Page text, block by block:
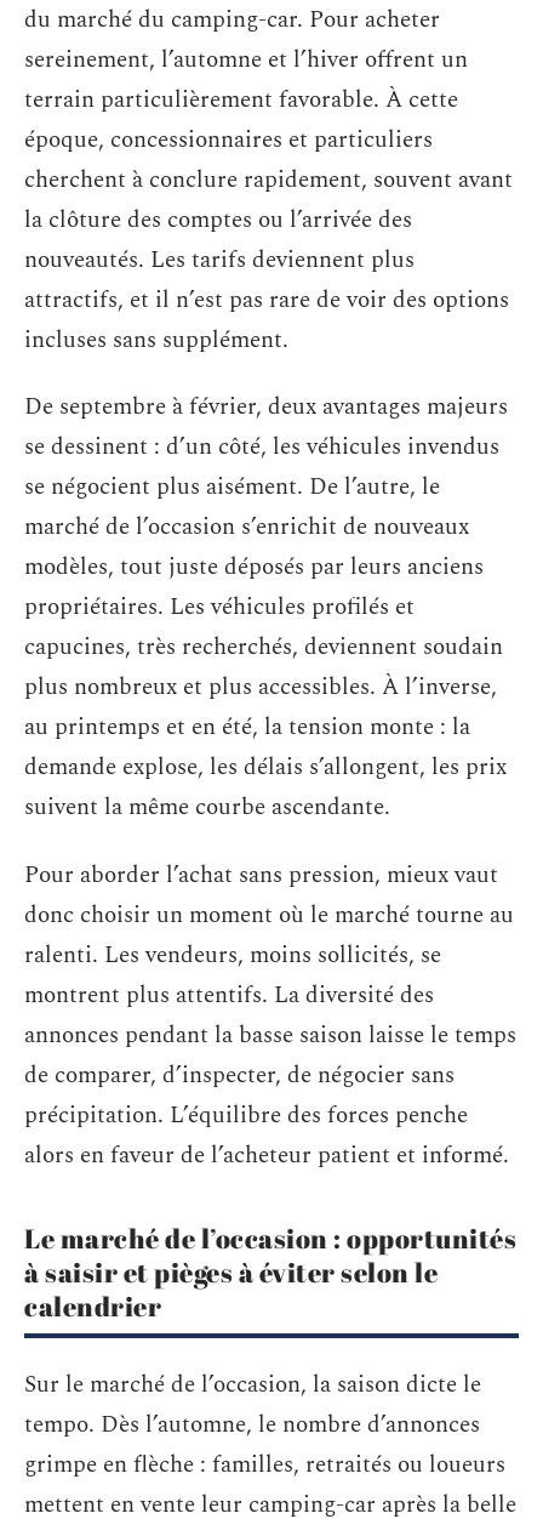
du marché du camping-car. Pour acheter
sereinement, l’automne et l’hiver offrent un
terrain particulièrement favorable. À cette
époque, concessionnaires et particuliers
cherchent à conclure rapidement, souvent avant
la clôture des comptes ou l’arrivée des
nouveautés. Les tarifs deviennent plus
attractifs, et il n’est pas rare de voir des options
incluses sans supplément.
De septembre à février, deux avantages majeurs
se dessinent : d’un côté, les véhicules invendus
se négocient plus aisément. De l’autre, le
marché de l’occasion s’enrichit de nouveaux
modèles, tout juste déposés par leurs anciens
propriétaires. Les véhicules profilés et
capucines, très recherchés, deviennent soudain
plus nombreux et plus accessibles. À l’inverse,
au printemps et en été, la tension monte : la
demande explose, les délais s’allongent, les prix
suivent la même courbe ascendante.
Pour aborder l’achat sans pression, mieux vaut
donc choisir un moment où le marché tourne au
ralenti. Les vendeurs, moins sollicités, se
montrent plus attentifs. La diversité des
annonces pendant la basse saison laisse le temps
de comparer, d’inspecter, de négocier sans
précipitation. L’équilibre des forces penche
alors en faveur de l’acheteur patient et informé.
Le marché de l’occasion : opportunités
à saisir et pièges à éviter selon le
calendrier
Sur le marché de l’occasion, la saison dicte le
tempo. Dès l’automne, le nombre d’annonces
grimpe en flèche : familles, retraités ou loueurs
mettent en vente leur camping-car après la belle